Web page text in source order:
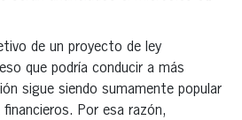
de un proyecto de ley
que podría conducir a más
sigue siendo sumamente popular
Por esa razón,